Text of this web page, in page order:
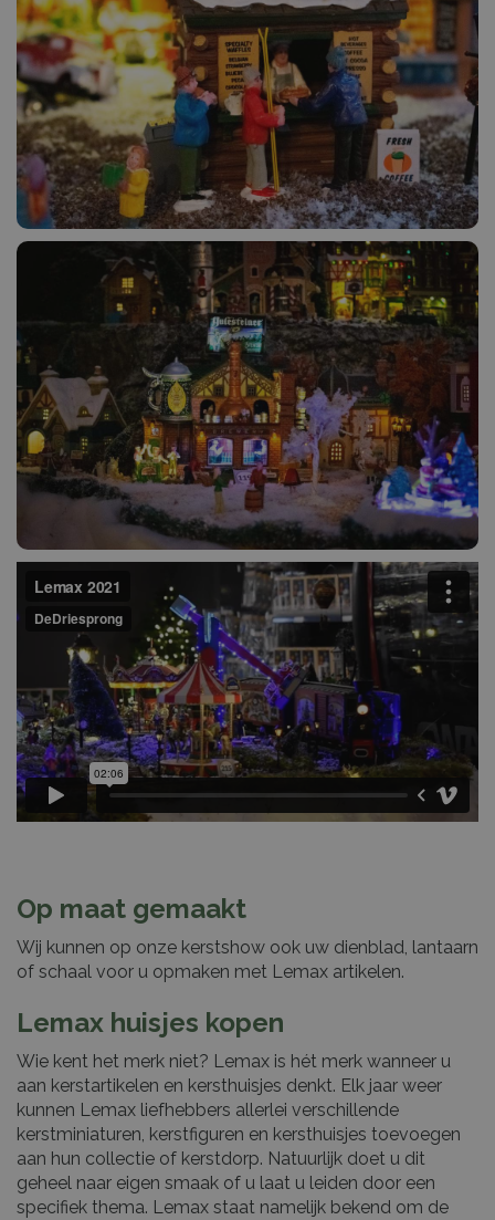
Op maat gemaakt
Wij kunnen op onze kerstshow ook uw dienblad, lantaarn
of schaal voor u opmaken met Lemax artikelen.
Lemax huisjes kopen
Wie kent het merk niet? Lemax is hét merk wanneer u
aan kerstartikelen en kersthuisjes denkt. Elk jaar weer
kunnen Lemax liefhebbers allerlei verschillende
kerstminiaturen, kerstfiguren en kersthuisjes toevoegen
aan hun collectie of kerstdorp. Natuurlijk doet u dit
geheel naar eigen smaak of u laat u leiden door een
specifiek thema. Lemax staat namelijk bekend om de